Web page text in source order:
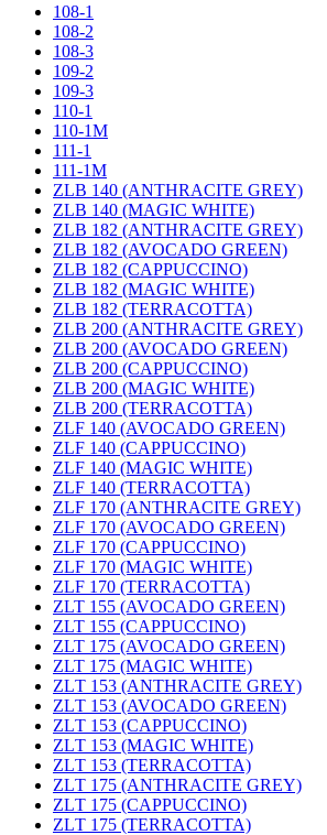
108-1
108-2
108-3
109-2
109-3
110-1
110-1M
111-1
111-1M
ZLB 140 (ANTHRACITE GREY)
ZLB 140 (MAGIC WHITE)
ZLB 182 (ANTHRACITE GREY)
ZLB 182 (AVOCADO GREEN)
ZLB 182 (CAPPUCCINO)
ZLB 182 (MAGIC WHITE)
ZLB 182 (TERRACOTTA)
ZLB 200 (ANTHRACITE GREY)
ZLB 200 (AVOCADO GREEN)
ZLB 200 (CAPPUCCINO)
ZLB 200 (MAGIC WHITE)
ZLB 200 (TERRACOTTA)
ZLF 140 (AVOCADO GREEN)
ZLF 140 (CAPPUCCINO)
ZLF 140 (MAGIC WHITE)
ZLF 140 (TERRACOTTA)
ZLF 170 (ANTHRACITE GREY)
ZLF 170 (AVOCADO GREEN)
ZLF 170 (CAPPUCCINO)
ZLF 170 (MAGIC WHITE)
ZLF 170 (TERRACOTTA)
ZLT 155 (AVOCADO GREEN)
ZLT 155 (CAPPUCCINO)
ZLT 175 (AVOCADO GREEN)
ZLT 175 (MAGIC WHITE)
ZLТ 153 (ANTHRACITE GREY)
ZLТ 153 (AVOCADO GREEN)
ZLТ 153 (CAPPUCCINO)
ZLТ 153 (MAGIC WHITE)
ZLТ 153 (TERRACOTTA)
ZLТ 175 (ANTHRACITE GREY)
ZLТ 175 (CAPPUCCINO)
ZLТ 175 (TERRACOTTA)